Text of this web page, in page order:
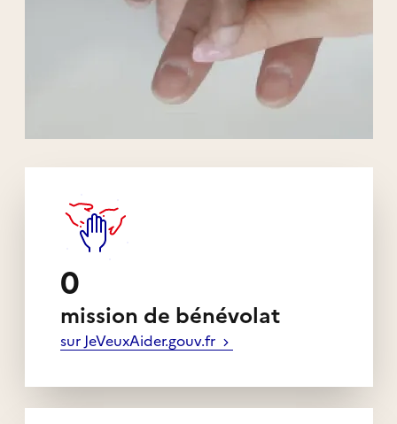
0
mission de bénévolat
sur JeVeuxAider.gouv.fr